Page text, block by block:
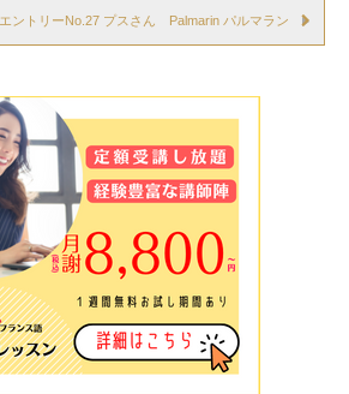
エントリーNo.27 プスさん Palmarin パルマラン